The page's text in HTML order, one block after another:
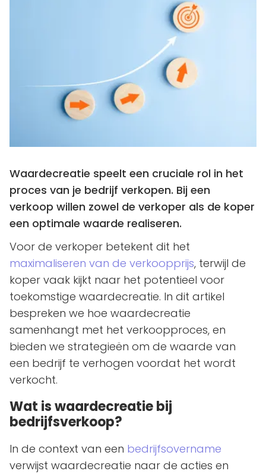
Waardecreatie speelt een cruciale rol in het
proces van je bedrijf verkopen. Bij een
verkoop willen zowel de verkoper als de koper
een optimale waarde realiseren.
Voor de verkoper betekent dit het
maximaliseren van de verkoopprijs, terwijl de
koper vaak kijkt naar het potentieel voor
toekomstige waardecreatie. In dit artikel
bespreken we hoe waardecreatie
samenhangt met het verkoopproces, en
bieden we strategieën om de waarde van
een bedrijf te verhogen voordat het wordt
verkocht.
Wat is waardecreatie bij
bedrijfsverkoop?
In de context van een bedrijfsovername
verwijst waardecreatie naar de acties en